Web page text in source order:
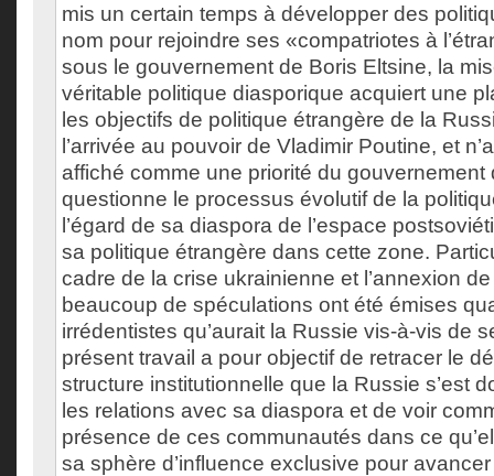
mis un certain temps à développer des
nom pour rejoindre ses «compatriotes à
sous le gouvernement de Boris Eltsine, la
véritable politique diasporique acquiert une
les objectifs de politique étrangère de la
l’arrivée au pouvoir de Vladimir Poutine, et
affiché comme une priorité du gouvernement
questionne le processus évolutif de la
l’égard de sa diaspora de l’espace
sa politique étrangère dans cette zone.
cadre de la crise ukrainienne et l’annexion
beaucoup de spéculations ont été émises
irrédentistes qu’aurait la Russie vis-à-vis de
présent travail a pour objectif de retracer le
structure institutionnelle que la Russie s’est
les relations avec sa diaspora et de voir
présence de ces communautés dans ce
sa sphère d’influence exclusive pour